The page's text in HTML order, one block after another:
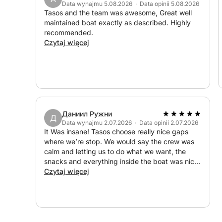
Dla gości poszukujących mocniejszych wrażeń,
wodne w lokalnym centrum sportów wodnych
opłatą).
Data wynajmu 5.08.2026 · Data opinii 5.08.2026
Tasos and the team was awesome, Great well
maintained boat exactly as described. Highly
recommended.
Czytaj więcej
Д Даниил Ружни
Data wynajmu 2.07.2026 · Data opinii 2.07.2026
It Was insane! Tasos choose really nice gaps
where we’re stop. We would say the crew was
calm and letting us to do what we want, the
snacks and everything inside the boat was nice!
I would really recommend these boat!
Czytaj więcej